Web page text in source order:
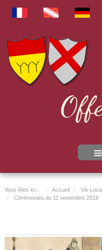
Vous êtes ici : Accueil Vie
Cérémonies du 11 novembre 2018